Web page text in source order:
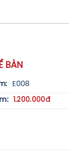
BÀN
E008
1.200.000đ